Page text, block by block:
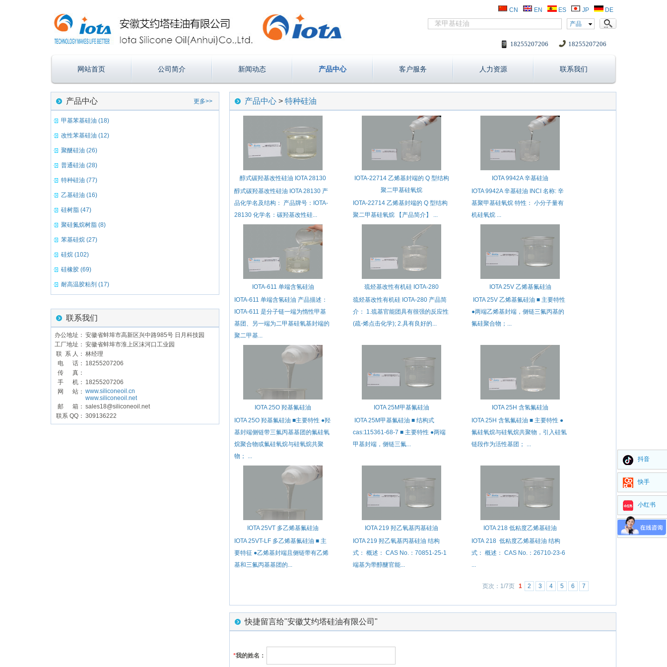
CN EN ES JP
DE
产品
18255207206
18255207206
网站首页 公司简介 新闻动态 产品中心 客户服务 人力资源 联系我们
产品中心 更多>>
甲基苯基硅油 (18)
改性苯基硅油 (12)
聚醚硅油 (26)
普通硅油 (28)
特种硅油 (77)
乙基硅油 (16)
硅树脂 (47)
聚硅氮烷树脂 (8)
苯基硅烷 (27)
硅烷 (102)
硅橡胶 (69)
耐高温胶粘剂 (17)
联系我们
办公地址： 安徽省蚌埠市高新区兴中路985号 日月科技园
工厂地址： 安徽省蚌埠市淮上区沫河口工业园
联 系 人： 林经理
电 话： 18255207206
传 真：
手 机： 18255207206
网 站： www.siliconeoil.cn
www.siliconeoil.net
邮 箱： sales18@siliconeoil.net
联系 QQ： 309136222
产品中心 > 特种硅油
醇式碳羟基改性硅油 IOTA 28130
醇式碳羟基改性硅油 IOTA 28130 产
品化学名及结构： 产品牌号：IOTA-
28130 化学名：碳羟基改性硅...
IOTA-22714 乙烯基封端的 Q 型结构
聚二甲基硅氧烷
IOTA-22714 乙烯基封端的 Q 型结构
聚二甲基硅氧烷 【产品简介】 ...
IOTA 9942A 辛基硅油
IOTA 9942A 辛基硅油 INCI 名称: 辛
基聚甲基硅氧烷 特性： 小分子量有
机硅氧烷 ...
IOTA-611 单端含氢硅油
IOTA-611 单端含氢硅油 产品描述：
IOTA-611 是分子链一端为惰性甲基
基团、另一端为二甲基硅氧基封端的
聚二甲基...
巯烃基改性有机硅 IOTA-280
巯烃基改性有机硅 IOTA-280 产品简
介： 1.巯基官能团具有很强的反应性
(疏-烯点击化学); 2.具有良好的...
IOTA 25V 乙烯基氟硅油
IOTA 25V 乙烯基氟硅油 ■ 主要特性
●两端乙烯基封端，侧链三氟丙基的
氟硅聚合物；...
IOTA 25O 羟基氟硅油
IOTA 25O 羟基氟硅油 ■主要特性 ●羟
基封端侧链带三氟丙基基团的氟硅氧
烷聚合物或氟硅氧烷与硅氧烷共聚
物； ...
IOTA 25M​甲基氟硅油
IOTA 25M甲基氟硅油 ■ 结构式
cas:115361-68-7 ■ 主要特性 ●两端
甲基封端，侧链三氟...
IOTA 25H 含氢氟硅油
IOTA 25H 含氢氟硅油 ■ 主要特性 ●
氟硅氧烷与硅氧烷共聚物，引入硅氢
链段作为活性基团； ...
IOTA 25VT ​多乙烯基氟硅油
IOTA 25VT-LF 多乙烯基氟硅油 ■ 主
要特征 ●乙烯基封端且侧链带有乙烯
基和三氟丙基基团的...
IOTA 219 羟乙氧基丙基硅油
IOTA 219 羟乙氧基丙基硅油 结构
式： 概述： CAS No.：70851-25-1
端基为带醇醚官能...
IOTA 218 低粘度乙烯基硅油
IOTA 218 低粘度乙烯基硅油 结构
式： 概述： CAS No.：26710-23-6
...
页次：1/7页 1 2 3 4 5 6 7
快捷留言给"安徽艾约塔硅油有限公司"
*我的姓名：
抖音
快手
小红书
视频号